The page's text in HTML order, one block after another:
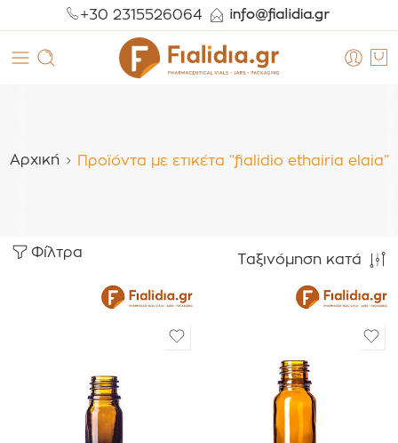
+30 2315526064
Αρχική Προϊόντα με ετικέτα “fialidio ethairia elaia”
Φίλτρα Ταξινόμηση κατά